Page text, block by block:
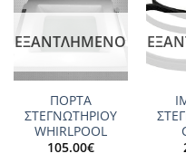
Add to
ΕΞΑΝΤΛΗΜΈΝΟ
ΠΟΡΤΑ
ΣΤΕΓΝΩΤΗΡΙΟΥ
WHIRLPOOL
105.00€